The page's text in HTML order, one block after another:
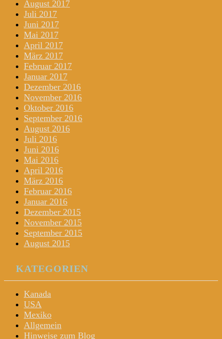
August 2017
Juli 2017
Juni 2017
Mai 2017
April 2017
März 2017
Februar 2017
Januar 2017
Dezember 2016
November 2016
Oktober 2016
September 2016
August 2016
Juli 2016
Juni 2016
Mai 2016
April 2016
März 2016
Februar 2016
Januar 2016
Dezember 2015
November 2015
September 2015
August 2015
KATEGORIEN
Kanada
USA
Mexiko
Allgemein
Hinweise zum Blog